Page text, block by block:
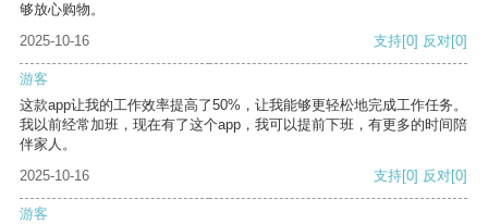
够放心购物。
2025-10-16
支持[0] 反对[0]
游客
这款app让我的工作效率提高了50%，让我能够更轻松地完成工作任务。
我以前经常加班，现在有了这个app，我可以提前下班，有更多的时间陪
伴家人。
2025-10-16
支持[0] 反对[0]
游客